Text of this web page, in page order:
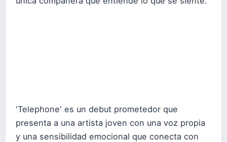
'Telephone' es un debut prometedor que
presenta a una artista joven con una voz propia
y una sensibilidad emocional que conecta con